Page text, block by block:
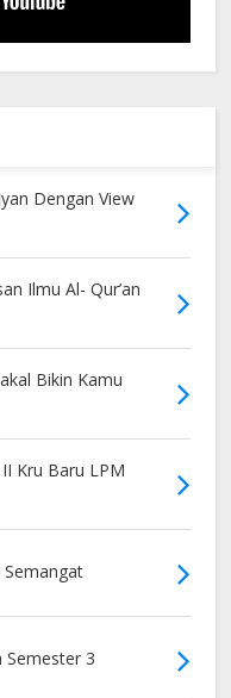
Dengan View
Ilmu Al- Qur’an
Bikin Kamu
Kru Baru LPM
Semangat
Semester 3